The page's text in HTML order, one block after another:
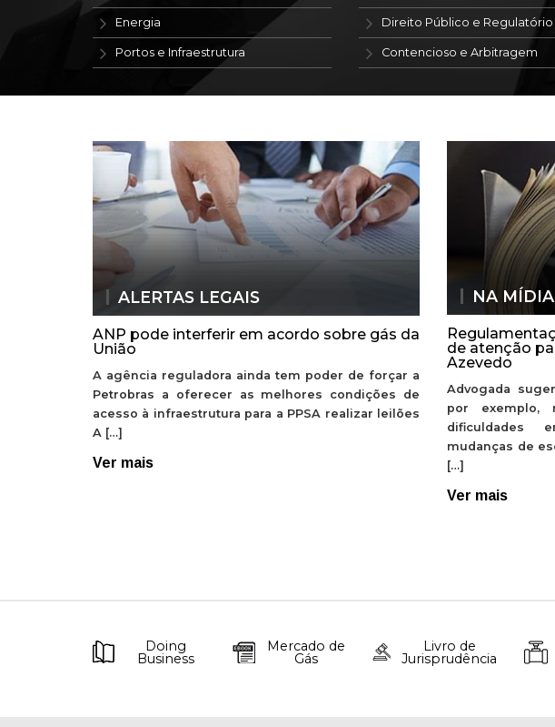
Energia
Portos e Infraestrutura
Direito Público e Regulatório
Contencioso e Arbitragem
ALERTAS LEGAIS
ANP pode interferir em acordo sobre gás da
União
A agência reguladora ainda tem poder de forçar a
Petrobras a oferecer as melhores condições de
acesso à infraestrutura para a PPSA realizar leilões
A […]
Ver mais
NA MÍDIA
de atenção
Azevedo
Advogada
por exemplo,
dificuldades
mudanças de
[…]
Ver mais
Doing
Business
Mercado de
Gás
Livro de
Jurisprudência